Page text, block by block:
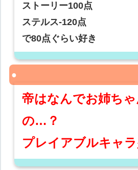
ストーリー100点
ステルス-120点
で80点ぐらい好き
帝はなんでお姉ち
の…？
プレイアブルキャ